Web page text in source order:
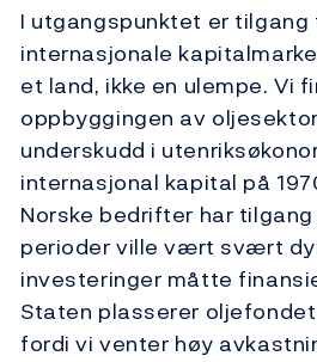
I utgangspunktet er
internasjonale
et land, ikke en ulempe. Vi
oppbyggingen av
underskudd i
internasjonal kapital på
Norske bedrifter har
perioder ville vært svært
investeringer måtte
Staten plasserer
fordi vi venter høy